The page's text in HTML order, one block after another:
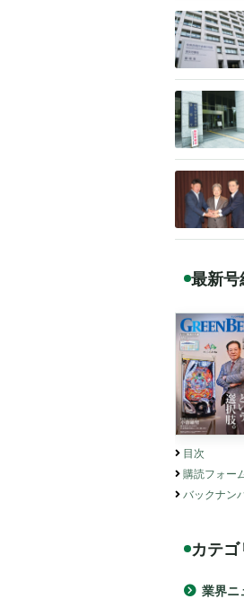
最新号
目次
購読フォー
バックナン
カテゴ
業界ニ